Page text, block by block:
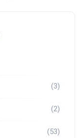
(3)
(2)
(53)